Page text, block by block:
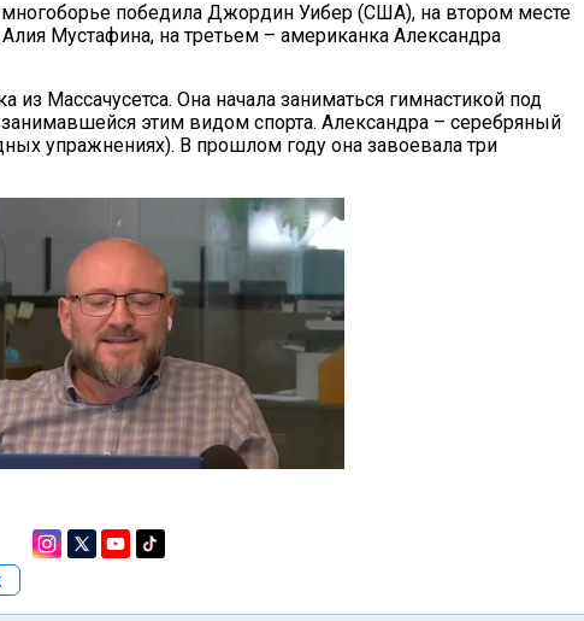
победила Джордин Уибер (США), на втором месте
Мустафина, на третьем – американка Александра
из Массачусетса. Она начала заниматься гимнастикой под
этим видом спорта. Александра – серебряный
упражнениях). В прошлом году она завоевала три